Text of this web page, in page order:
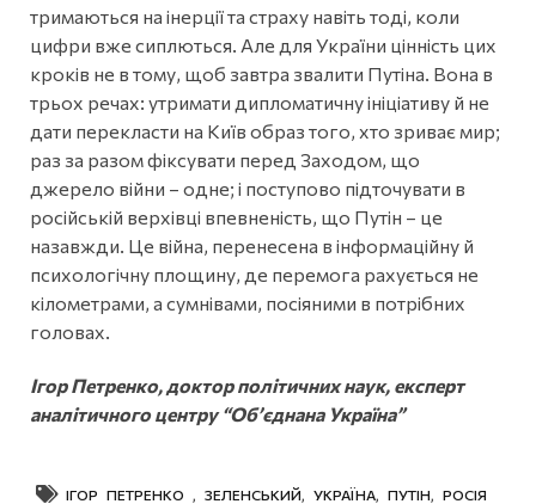
тримаються на інерції та страху навіть тоді, коли
цифри вже сиплються. Але для України цінність цих
кроків не в тому, щоб завтра звалити Путіна. Вона в
трьох речах: утримати дипломатичну ініціативу й не
дати перекласти на Київ образ того, хто зриває мир;
раз за разом фіксувати перед Заходом, що
джерело війни – одне; і поступово підточувати в
російській верхівці впевненість, що Путін – це
назавжди. Це війна, перенесена в інформаційну й
психологічну площину, де перемога рахується не
кілометрами, а сумнівами, посіяними в потрібних
головах.
Ігор Петренко, доктор політичних наук, експерт
аналітичного центру “Об’єднана Україна”
ІГОР ПЕТРЕНКО ЗЕЛЕНСЬКИЙ УКРАЇНА ПУТІН РОСІЯ